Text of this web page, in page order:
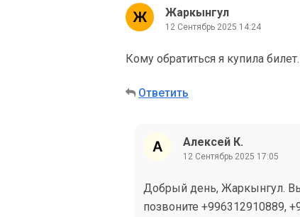
Жаркынгул
12 Сентябрь 2025 14:24
Кому обратиться я купила
Ответить
Алексей К.
12 Сентябрь 2025 17:05
Добрый день, Жаркынгул. Вы
позвоните +996312910889,